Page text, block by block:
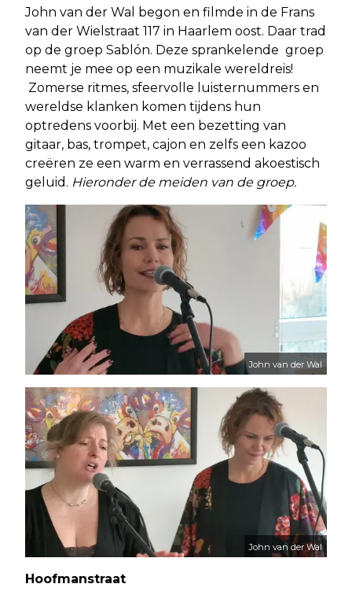
John van der Wal begon en filmde in de Frans
van der Wielstraat 117 in Haarlem oost. Daar trad
op de groep Sablón. Deze sprankelende groep
neemt je mee op een muzikale wereldreis!
Zomerse ritmes, sfeervolle luisternummers en
wereldse klanken komen tijdens hun
optredens voorbij. Met een bezetting van
gitaar, bas, trompet, cajon en zelfs een kazoo
creëren ze een warm en verrassend akoestisch
geluid. Hieronder de meiden van de groep.
John van der Wal
John van der Wal
Hoofmanstraat